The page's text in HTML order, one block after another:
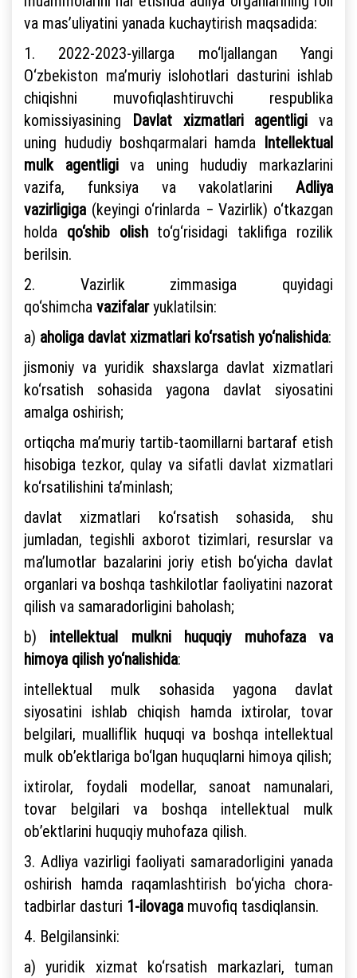
va mas’uliyatini yanada kuchaytirish maqsadida:
1. 2022-2023-yillarga mo‘ljallangan Yangi
O‘zbekiston ma’muriy islohotlari dasturini ishlab
chiqishni muvofiqlashtiruvchi respublika
komissiyasining Davlat xizmatlari agentligi va
uning hududiy boshqarmalari hamda Intellektual
mulk agentligiva uning hududiy markazlarini
vazifa, funksiya va vakolatlarini Adliya
vazirligiga(keyingi o‘rinlarda − Vazirlik) o‘tkazgan
holda qo‘shib olish to‘g‘risidagi taklifiga rozilik
berilsin.
2. Vazirlik zimmasiga quyidagi
qo‘shimcha vazifalaryuklatilsin:
a) aholiga davlat xizmatlari ko‘rsatish yo‘nalishida:
jismoniy va yuridik shaxslarga davlat xizmatlari
ko‘rsatish sohasida yagona davlat siyosatini
amalga oshirish;
ortiqcha ma’muriy tartib-taomillarni bartaraf etish
hisobiga tezkor, qulay va sifatli davlat xizmatlari
ko‘rsatilishini ta’minlash;
davlat xizmatlari ko‘rsatish sohasida, shu
jumladan, tegishli axborot tizimlari, resurslar va
ma’lumotlar bazalarini joriy etish bo‘yicha davlat
organlari va boshqa tashkilotlar faoliyatini nazorat
qilish va samaradorligini baholash;
b) intellektual mulkni huquqiy muhofaza va
himoya qilish yo‘nalishida:
intellektual mulk sohasida yagona davlat
siyosatini ishlab chiqish hamda ixtirolar, tovar
belgilari, mualliflik huquqi va boshqa intellektual
mulk ob’ektlariga bo‘lgan huquqlarni himoya qilish;
ixtirolar, foydali modellar, sanoat namunalari,
tovar belgilari va boshqa intellektual mulk
ob’ektlarini huquqiy muhofaza qilish.
3. Adliya vazirligi faoliyati samaradorligini yanada
oshirish hamda raqamlashtirish bo‘yicha chora-
tadbirlar dasturi 1-ilovagamuvofiq tasdiqlansin.
4. Belgilansinki:
a) yuridik xizmat ko‘rsatish markazlari, tuman